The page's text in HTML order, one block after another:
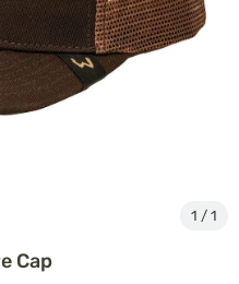
1 / 1
Cap